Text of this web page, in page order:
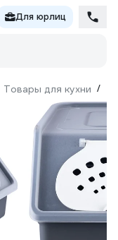
Для юрлиц
Товары для кухни /